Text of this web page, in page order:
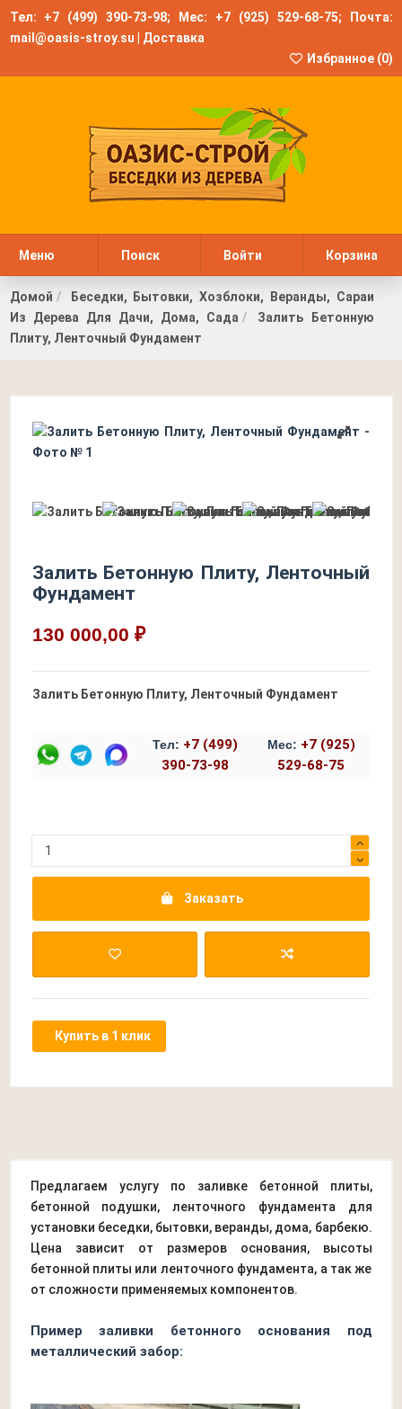
Тел: +7 (499) 390-73-98; Мес: +7 (925) 529-68-75; Почта:
mail@oasis-stroy.su
Доставка
Избранное (0)
Меню Поиск Войти Корзина
Домой
Беседки, Бытовки, Хозблоки, Веранды, Сараи
Из Дерева Для Дачи, Дома, Сада
Залить Бетонную
Плиту, Ленточный Фундамент
Залить Бетонную Плиту, Ленточный
Фундамент
130 000,00 ₽
Залить Бетонную Плиту, Ленточный Фундамент
Тел: +7 (499)
390-73-98
Мес: +7 (925)
529-68-75
Заказать
Купить в 1 клик
Предлагаем услугу по заливке бетонной плиты,
бетонной подушки, ленточного фундамента для
установки беседки, бытовки, веранды, дома, барбекю.
Цена зависит от размеров основания, высоты
бетонной плиты или ленточного фундамента, а так же
от сложности применяемых компонентов.
Пример заливки бетонного основания под
металлический забор: